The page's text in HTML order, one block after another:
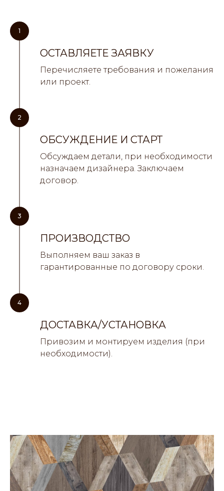
1
ОСТАВЛЯЕТЕ ЗАЯВКУ
Перечисляете требования и пожелания
или проект.
2
ОБСУЖДЕНИЕ И СТАРТ
Обсуждаем детали, при необходимости
назначаем дизайнера. Заключаем
договор.
3
ПРОИЗВОДСТВО
Выполняем ваш заказ в
гарантированные по договору сроки.
4
ДОСТАВКА/УСТАНОВКА
Привозим и монтируем изделия (при
необходимости).